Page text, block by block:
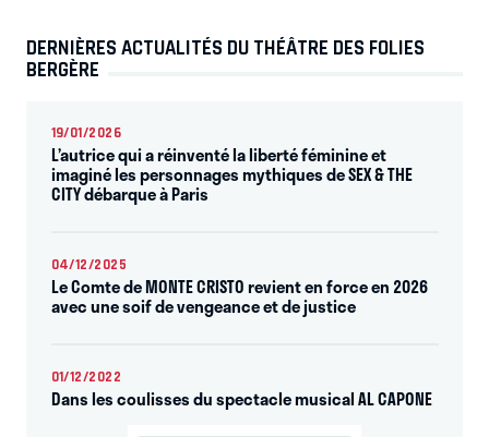
DERNIÈRES ACTUALITÉS DU THÉÂTRE DES FOLIES
BERGÈRE
19/01/2026
L’autrice qui a réinventé la liberté féminine et
imaginé les personnages mythiques de SEX & THE
CITY débarque à Paris
04/12/2025
Le Comte de MONTE CRISTO revient en force en 2026
avec une soif de vengeance et de justice
01/12/2022
Dans les coulisses du spectacle musical AL CAPONE